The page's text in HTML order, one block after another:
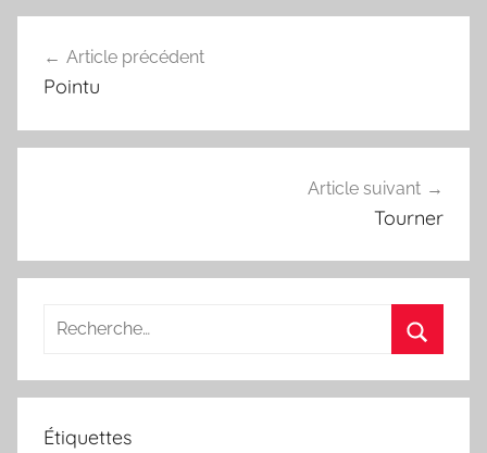
u
r
o
r
e
t
Navigation
de
l’article
Article précédent
Pointu
Article suivant
Tourner
Étiquettes